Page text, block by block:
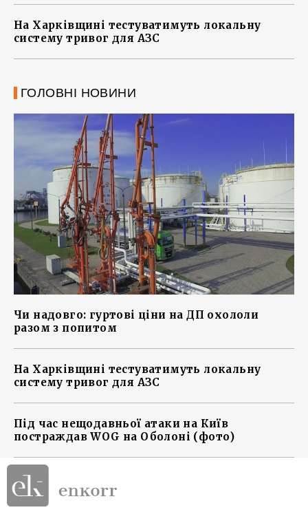
На Харківщині тестуватимуть локальну
систему тривог для АЗС
ГОЛОВНІ НОВИНИ
Чи надовго: гуртові ціни на ДП охололи
разом з попитом
На Харківщині тестуватимуть локальну
систему тривог для АЗС
Під час нещодавньої атаки на Київ
постраждав WOG на Оболоні (фото)